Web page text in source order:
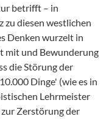
betrifft – in
zu diesen westlichen
Denken wurzelt in
mit und Bewunderung
die Störung der
Dinge' (wie es in
Lehrmeister
Zerstörung der